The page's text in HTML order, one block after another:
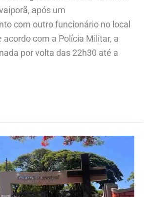
após um
com outro funcionário no local
acordo com a Polícia Militar, a
por volta das 22h30 até a